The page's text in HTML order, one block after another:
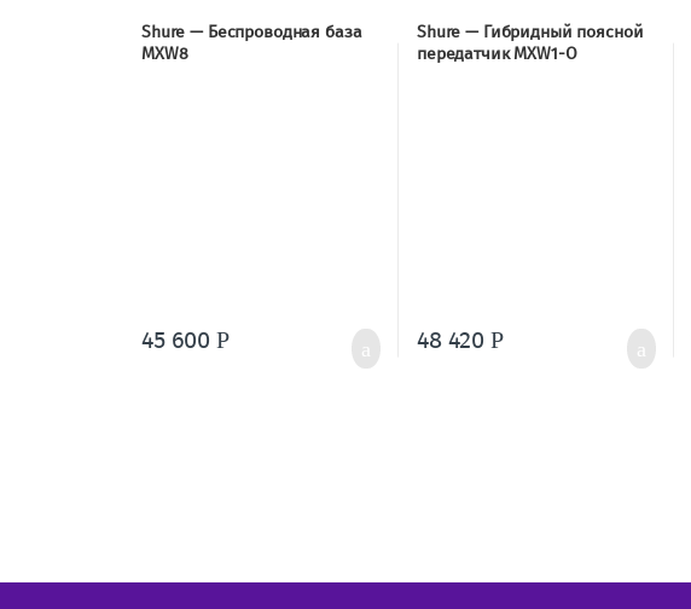
Shure — Беспроводная база
MXW8
45 600Р
Shure — Гибридный поясной
передатчик MXW1-O
48 420Р